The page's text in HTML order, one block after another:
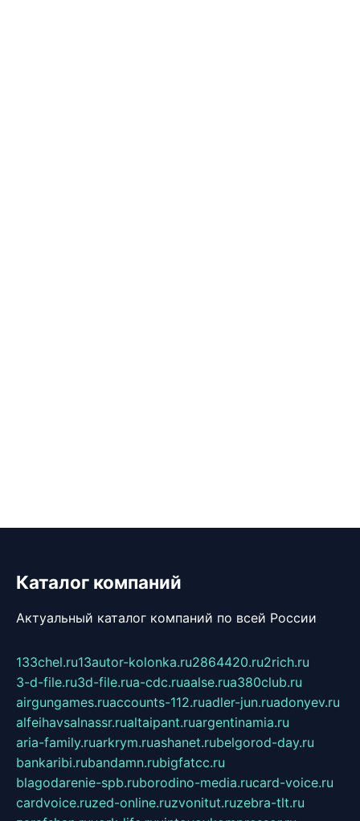
Каталог компаний
Актуальный каталог компаний по всей России
133chel.ru13autor-kolonka.ru2864420.ru2rich.ru
3-d-file.ru3d-file.rua-cdc.ruaalse.rua380club.ru
airgungames.ruaccounts-112.ruadler-jun.ruadonyev.ru
alfeihavsalnassr.rualtaipant.ruargentinamia.ru
aria-family.ruarkrym.ruashanet.rubelgorod-day.ru
bankaribi.rubandamn.rubigfatcc.ru
blagodarenie-spb.ruborodino-media.rucard-voice.ru
cardvoice.ruzed-online.ruzvonitut.ruzebra-tlt.ru